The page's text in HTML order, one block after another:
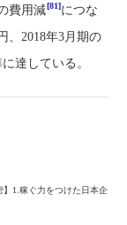
費用減[81]につな
、2018年3月期の
達している。
】1.稼ぐ力をつけた日本企